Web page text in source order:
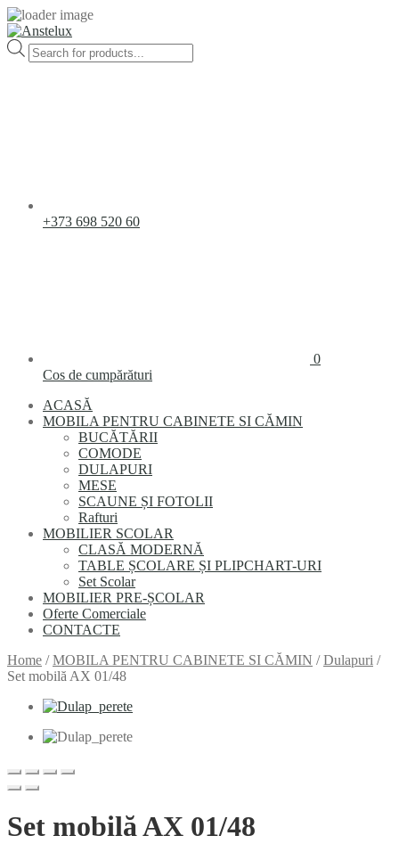
Products
search
+373 698 520 60
0
Cos de cumpărături
ACASĂ
MOBILA PENTRU CABINETE SI CĂMIN
BUCĂTĂRII
COMODE
DULAPURI
MESE
SCAUNE ȘI FOTOLII
Rafturi
MОBILIER SCОLAR
CLASĂ MODERNĂ
TABLE ȘCOLARE ȘI PLIPCHART-URI
Set Scolar
MOBILIER PRE-ȘCOLAR
Oferte Comerciale
CONTACTE
Home /MOBILA PENTRU CABINETE SI CĂMIN /Dulapuri /
Set mobilă AX 01/48
Set mobilă AX 01/48